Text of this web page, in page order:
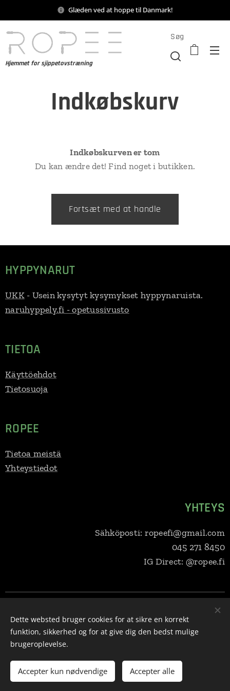
Glæden ved at hoppe til Danmark!
Hjemmet for sjippetovstræning
Søg
Indkøbskurv
Indkøbskurven er tom
Du kan ændre det! Find noget i butikken.
Fortsæt med at handle
HYPPYNARUT
UKK- Usein kysytyt kysymykset hyppynaruista.
naruhyppely.fi - opetussivusto
TIETOA
Käyttöehdot
Tietosuoja
ROPEE
Tietoa meistä
Yhteystiedot
YHTEYS
Sähköposti: ropeefi@gmail.com
045 271 8450
IG Direct: @ropee.fi
ropeefi@gmail.com
Y-tunnus:
3279707-7
Cookies
Suomi
English Svenska Eesti keel Deutsch
Polski Latviešu Valoda
Dette websted bruger cookies for at sikre en korrekt
funktion, sikkerhed og for at give dig den bedst mulige
brugeroplevelse.
Accepter kun nødvendige Accepter alle